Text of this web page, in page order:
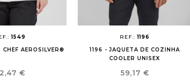
1549
AEROSILVER®
€
REF.:1196
1196 - JAQUETA DE COZINHA
COOLER UNISEX
Preço
59,17 €